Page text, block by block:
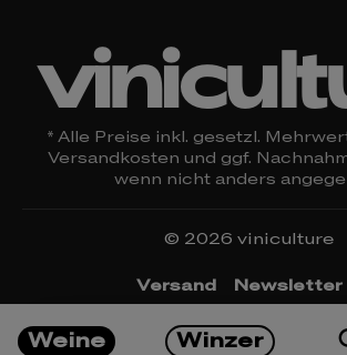
Weine Winzer
* Alle Preise inkl. gesetzl.
Versandkosten und ggf.
wenn nicht anders
© 2026 viniculture
Versand
Newsletter
Öffnungszeiten & Kontakt